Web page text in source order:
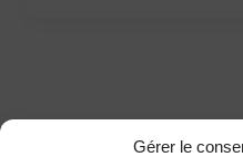
Gérer le